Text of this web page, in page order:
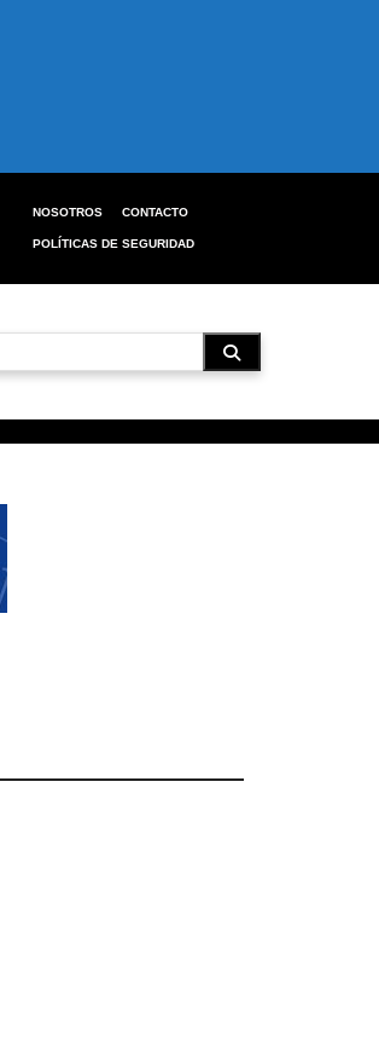
NOSOTROS CONTACTO
POLÍTICAS DE SEGURIDAD